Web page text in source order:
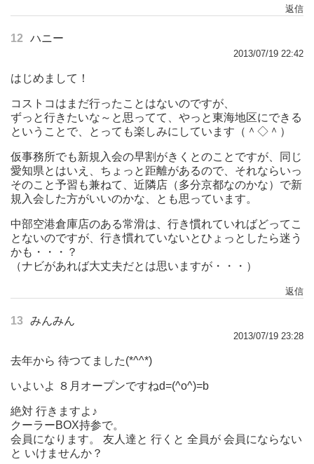
返信
12 ハニー
2013/07/19 22:42
はじめまして！
コストコはまだ行ったことはないのですが、
ずっと行きたいな～と思ってて、やっと東海地区にできる
ということで、とっても楽しみにしています（＾◇＾）
仮事務所でも新規入会の早割がきくとのことですが、同じ
愛知県とはいえ、ちょっと距離があるので、それならいっ
そのこと予習も兼ねて、近隣店（多分京都なのかな）で新
規入会した方がいいのかな、とも思っています。
中部空港倉庫店のある常滑は、行き慣れていればどってこ
とないのですが、行き慣れていないとひょっとしたら迷う
かも・・・？
（ナビがあれば大丈夫だとは思いますが・・・）
返信
13 みんみん
2013/07/19 23:28
去年から 待つてました(*^^*)
いよいよ ８月オープンですねd=(^o^)=b
絶対 行きますよ♪
クーラーBOX持参で。
会員になります。 友人達と 行くと 全員が 会員にならない
と いけませんか？